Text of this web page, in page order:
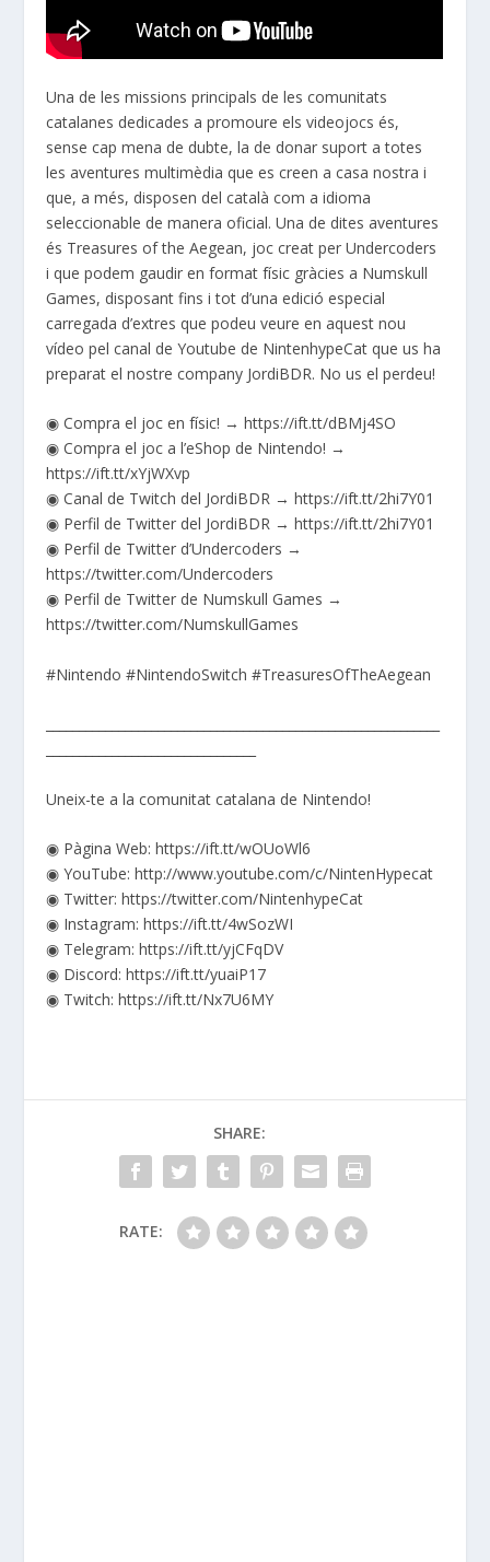
Una de les missions principals de les comunitats
catalanes dedicades a promoure els videojocs és,
sense cap mena de dubte, la de donar suport a totes
les aventures multimèdia que es creen a casa nostra i
que, a més, disposen del català com a idioma
seleccionable de manera oficial. Una de dites aventures
és Treasures of the Aegean, joc creat per Undercoders
i que podem gaudir en format físic gràcies a Numskull
Games, disposant fins i tot d’una edició especial
carregada d’extres que podeu veure en aquest nou
vídeo pel canal de Youtube de NintenhypeCat que us ha
preparat el nostre company JordiBDR. No us el perdeu!
◉ Compra el joc en físic! → https://ift.tt/dBMj4SO
◉ Compra el joc a l’eShop de Nintendo! →
https://ift.tt/xYjWXvp
◉ Canal de Twitch del JordiBDR → https://ift.tt/2hi7Y01
◉ Perfil de Twitter del JordiBDR → https://ift.tt/2hi7Y01
◉ Perfil de Twitter d’Undercoders →
https://twitter.com/Undercoders
◉ Perfil de Twitter de Numskull Games →
https://twitter.com/NumskullGames
#Nintendo #NintendoSwitch #TreasuresOfTheAegean
Uneix-te a la comunitat catalana de Nintendo!
◉ Pàgina Web: https://ift.tt/wOUoWl6
◉ YouTube: http://www.youtube.com/c/NintenHypecat
◉ Twitter: https://twitter.com/NintenhypeCat
◉ Instagram: https://ift.tt/4wSozWI
◉ Telegram: https://ift.tt/yjCFqDV
◉ Discord: https://ift.tt/yuaiP17
◉ Twitch: https://ift.tt/Nx7U6MY
SHARE:
RATE: